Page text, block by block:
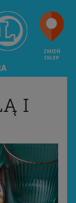
ZMIEŃ
SKLEP
I